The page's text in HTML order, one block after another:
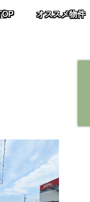
店
オススメ物件